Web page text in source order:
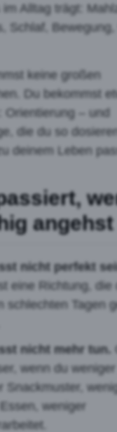
Alltag trägt:
Schlaf,
keine großen
Du bekommst
Orientierung – und
die du so
deinem Leben
angehst
nicht perfekt
eine Richtung, die
schlechten Tagen
nicht mehr tun.
wenn du weniger
Snackmuster,
weniger